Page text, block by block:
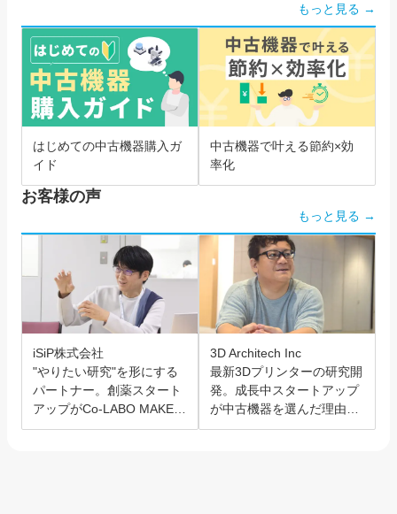
もっと見る →
はじめての中古機器購入ガ
イド
中古機器で叶える節約×効
率化
お客様の声
もっと見る →
iSiP株式会社
"やりたい研究"を形にする
パートナー。創薬スタート
アップがCo-LABO MAKER
を選んだ理由。
3D Architech Inc
最新3Dプリンターの研究開
発。成長中スタートアップ
が中古機器を選んだ理由と
は？